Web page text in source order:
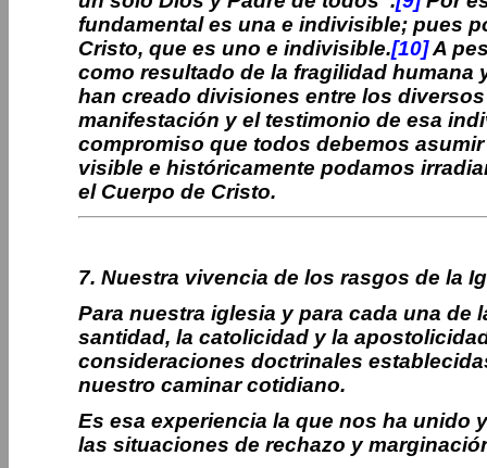
fundamental es una e indivisible; pues
Cristo, que es uno e indivisible.[10]A
como resultado de la fragilidad
han creado divisiones entre los
manifestación y el testimonio de esa
compromiso que todos debemos
visible e históricamente podamos
el Cuerpo de Cristo.
7. Nuestra vivencia de los rasgos de la
Para nuestra iglesia y para cada una de
santidad, la catolicidad y la
consideraciones doctrinales
nuestro caminar cotidiano.
Es esa experiencia la que nos ha unido
las situaciones de rechazo y